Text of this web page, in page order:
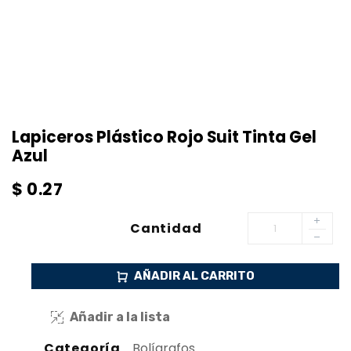
Lapiceros Plástico Rojo Suit Tinta Gel
Azul
$ 0.27
Cantidad
AÑADIR AL CARRITO
Añadir a la lista